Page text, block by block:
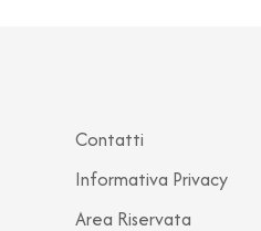
Contatti
Informativa Privacy
Area Riservata